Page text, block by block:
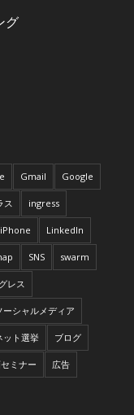
グ
Gmail Google
ス ingress
iPhone LinkedIn
SNS swarm
レス
ーシャルメディア
ット選挙 ブログ
ミナー 広告